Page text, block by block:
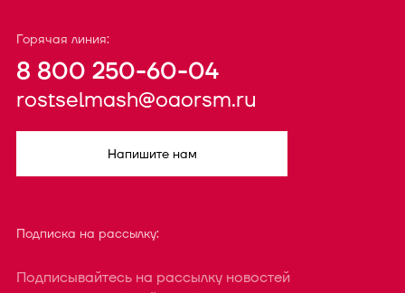
Горячая линия:
8 800 250-60-04
rostselmash@oaorsm.ru
Напишите нам
Подписка на рассылку:
Подписывайтесь на рассылку новостей